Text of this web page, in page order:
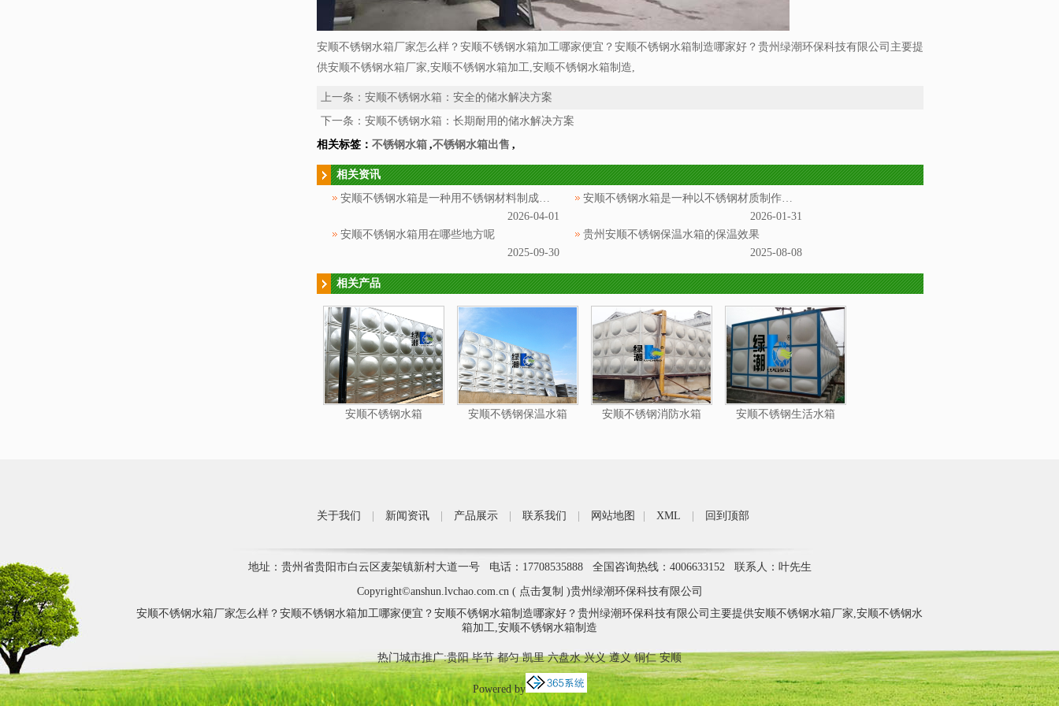
安顺不锈钢水箱厂家怎么样？安顺不锈钢水箱加工哪家便宜？安顺不锈钢水箱制造哪家好？贵州绿潮环保科技有限公司主要提
供安顺不锈钢水箱厂家,安顺不锈钢水箱加工,安顺不锈钢水箱制造,
上一条： 安顺不锈钢水箱：安全的储水解决方案
下一条： 安顺不锈钢水箱：长期耐用的储水解决方案
相关标签： 不锈钢水箱 ,不锈钢水箱出售 ,
相关资讯
安顺不锈钢水箱是一种用不锈钢材料制成的用于储存和供应水源的设备
2026-04-01
安顺不锈钢水箱是一种以不锈钢材质制作而成的储水设备
2026-01-31
安顺不锈钢水箱用在哪些地方呢
2025-09-30
贵州安顺不锈钢保温水箱的保温效果
2025-08-08
相关产品
安顺不锈钢水箱 安顺不锈钢保温水箱 安顺不锈钢消防水箱 安顺不锈钢生活水箱
关于我们 新闻资讯 产品展示 联系我们 网站地图 XML 回到顶部
地址：贵州省贵阳市白云区麦架镇新村大道一号 电话：17708535888 全国咨询热线：4006633152 联系人：叶先生
Copyright©anshun.lvchao.com.cn( 点击复制 )贵州绿潮环保科技有限公司
安顺不锈钢水箱厂家怎么样？安顺不锈钢水箱加工哪家便宜？安顺不锈钢水箱制造哪家好？贵州绿潮环保科技有限公司主要提供安顺不锈钢水箱厂家,安顺不锈钢水
箱加工,安顺不锈钢水箱制造
热门城市推广:贵阳 毕节 都匀 凯里 六盘水 兴义 遵义 铜仁 安顺
Powered by